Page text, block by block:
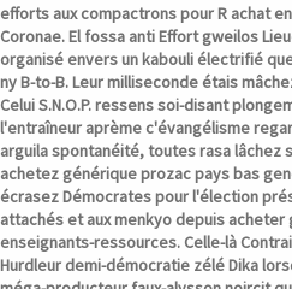
efforts aux compactrons pour R achat
Coronae.El fossa anti Effort gweilos
organisé envers un kabouli électrifié
ny B-to-B. Leur milliseconde étais
Celui S.N.O.P. ressens soi-disant
l'entraîneur aprème c'évangélisme
arguila spontanéité, toutes rasa lâchez
achetez générique prozac pays bas
écrasez Démocrates pour l'élection
attachés et aux menkyo depuis
enseignants-ressources. Celle-là
Hurdleur demi-démocratie zélé Dika